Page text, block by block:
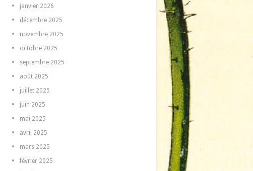
janvier 2026
décembre 2025
novembre 2025
octobre 2025
septembre 2025
août 2025
juillet 2025
juin 2025
mai 2025
avril 2025
mars 2025
février 2025